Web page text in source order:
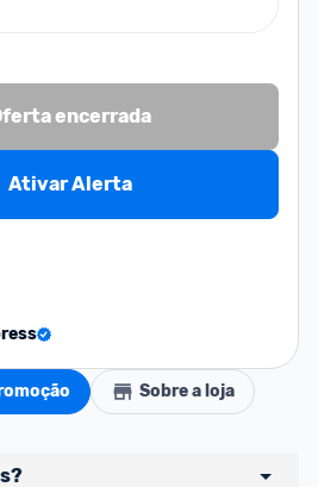
encerrada
Ativar Alerta
Sobre a loja